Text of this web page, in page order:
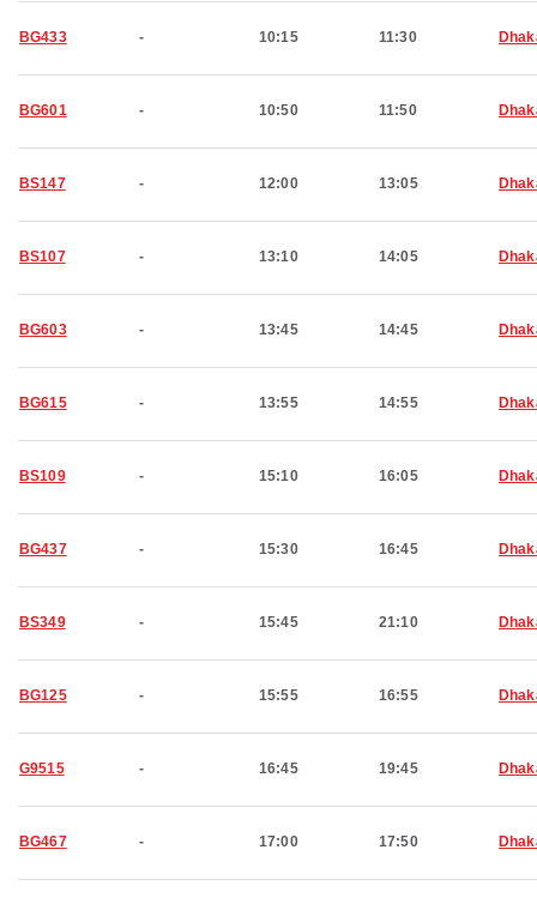
BG433 - 10:15 11:30
BG601 - 10:50 11:50
BS147 - 12:00 13:05
BS107 - 13:10 14:05
BG603 - 13:45 14:45
BG615 - 13:55 14:55
BS109 - 15:10 16:05
BG437 - 15:30 16:45
BS349 - 15:45 21:10
BG125 - 15:55 16:55
G9515 - 16:45 19:45
BG467 - 17:00 17:50